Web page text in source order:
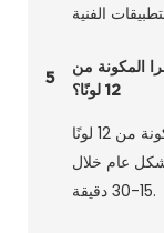
5
المكونة من
12 لونًا؟
يختلف وقت تجفيف دهانات تمبرا المكونة من 12 لونًا
عام خلال
15-30 دقيقة.